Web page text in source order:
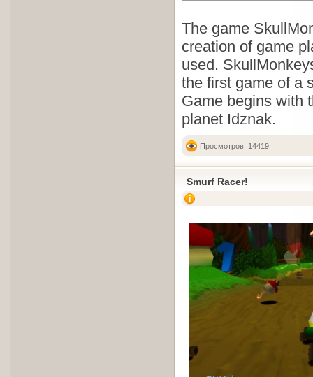
The game
creation of game
used.
the first game of a
Game begins with
planet Idznak.
Просмотров: 14419
Smurf Racer!